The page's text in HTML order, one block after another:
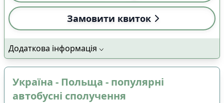
Замовити квиток
Додаткова інформація
Україна - Польща - популярні
автобусні сполучення